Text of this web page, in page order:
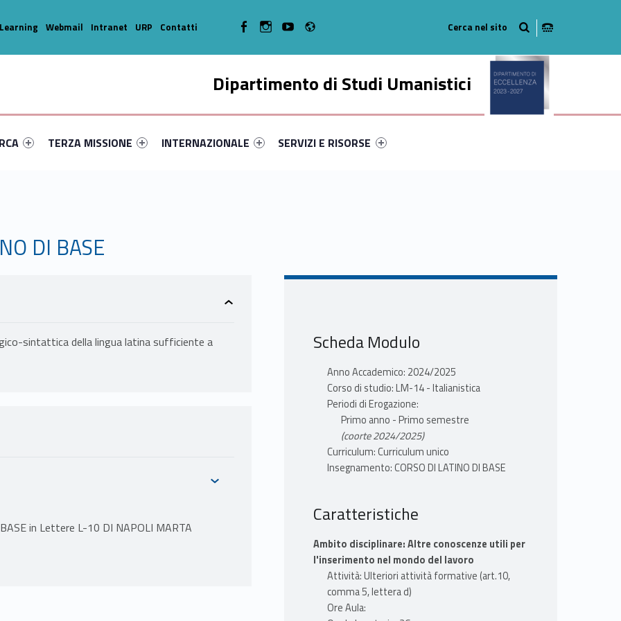
Dipartimento di Studi Umanistici
primary-52454-14
#link-menu-primary-83470-35
Link identifier #link-menu-primary-31494-45
TERZA MISSIONE
Link identifier #link-menu-primary-41372-49
INTERNAZIONALE
Link identifier #link-menu-primary-89306-56
SERVIZI E RISORSE
Webmail Intranet URP Contatti WebMan on FacebookWebMan on Instagram
WebMan on Youtube
DI BASE
sintattica della lingua latina sufficiente a
in Lettere L-10 DI NAPOLI MARTA
Scheda Modulo
Anno Accademico: 2024/2025
Corso di studio: LM-14 - Italianistica
Periodi di Erogazione:
Primo anno - Primo semestre
(coorte 2024/2025)
Curriculum: Curriculum unico
Insegnamento: CORSO DI LATINO DI BASE
Caratteristiche
Ambito disciplinare: Altre conoscenze utili per
l'inserimento nel mondo del lavoro
Attività: Ulteriori attività formative (art.10,
comma 5, lettera d)
Ore Aula: